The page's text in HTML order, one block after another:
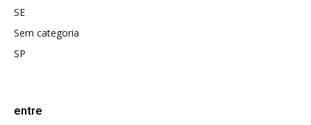
SE
Sem categoria
SP
entre